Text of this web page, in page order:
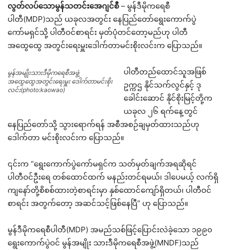
လွတ်လပ်သောမွန်သတင်းအေဂျင်စီ – မွန်ဒီမိုကရေစီ
ပါတီ(MDP)သည် ယခုလအတွင်း နေပြည်တော်ရွေးကောက်ပွဲ
ကော်မရှင်သို့ ပါတီဝင်စာရင်း မှတ်ပုံတင်တော့မည်ဟု ပါတီ
အထွေထွေ အတွင်းရေးမှူးဒေါက်တာမင်းစိုးလင်းက ပြောသည်။
မွန်အမျိုးသားဒီမိုကရေစီအဖွဲ့
အထွေထွေအတွင်းရေးမှူး ဒေါက်တာမင်းစိုး
လင်း(photo:kaowao)
ပါတီတည်ထောင်သူအဖြစ်
ဥက္ကဌ နိုင်သက်လွင်နှင့် ဒု
ခေါင်းဆောင် နိုင်စိုးမြင့်တို့က
ယခုလ ၂၆ ရက်နေ့တွင်
နေပြည်တော်သို့ သွားရောက်ရန် အစီအစဉ်ချမှတ်ထားသည်ဟု
ဒေါက်တာ မင်းစိုးလင်းက ပြောသည်။
၎င်းက “ရွေးကောက်ပွဲကော်မရှင်က သတ်မှတ်ချက်အရဆိုရင်
ပါတီဝင်ဦးရေ တစ်ထောင်ထက် မနည်းတင်ရမယ်၊ ဒါပေမယ့် လက်ရှိ
ကျနော်တို့စိစစ်ထားတဲ့စာရင်းမှာ နှစ်ထောင်ကျော်ရှိတယ်၊ ပါတီဝင်
စာရင်း အတွက်တော့ အဆင်သင့်ဖြစ်နေပြီ” ဟု ပြောသည်။
မွန်ဒီမိုကရေစီပါတီ(MDP) အမည်သစ်ဖြင့်ပြောင်းလဲခဲ့သော ၁၉၉၀
ရွေးကောက်ပွဲဝင် မွန်အမျိုး သားဒီမိုကရေစီအဖွဲ့(MNDF)သည်